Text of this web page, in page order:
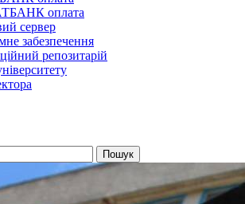
оплата
сервер
забезпечення
репозитарій
Пошук